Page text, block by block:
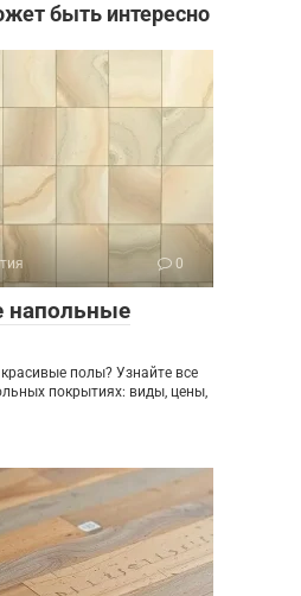
быть интересно
0
напольные
полы? Узнайте все
покрытиях: виды, цены,